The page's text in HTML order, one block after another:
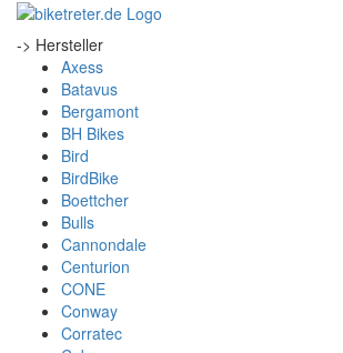
-> Hersteller
Axess
Batavus
Bergamont
BH Bikes
Bird
BirdBike
Boettcher
Bulls
Cannondale
Centurion
CONE
Conway
Corratec